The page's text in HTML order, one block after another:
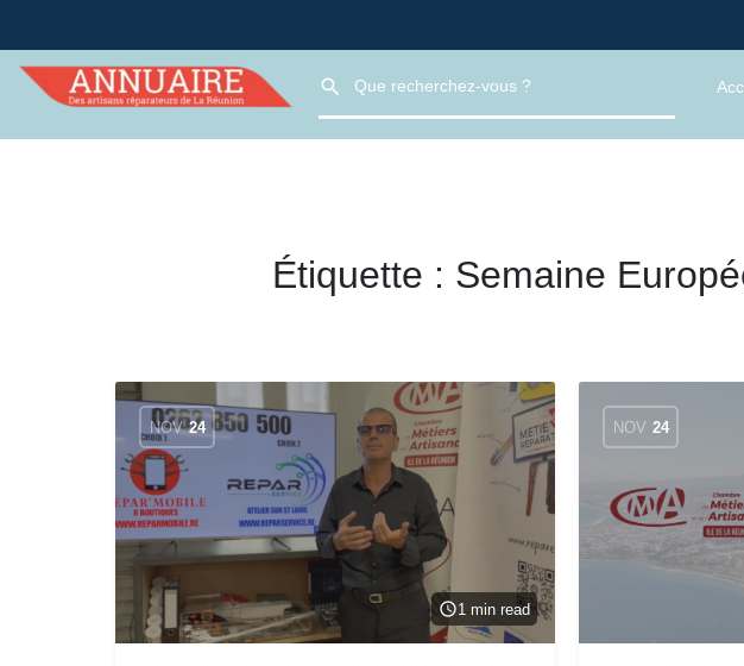
Étiquette : Semaine
NOV 24
1 min read
NOV 24